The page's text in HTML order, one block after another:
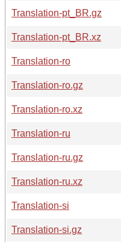
Translation-pt_BR.gz
Translation-pt_BR.xz
Translation-ro
Translation-ro.gz
Translation-ro.xz
Translation-ru
Translation-ru.gz
Translation-ru.xz
Translation-si
Translation-si.gz